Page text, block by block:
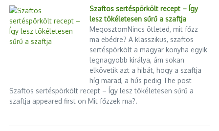
Szaftos sertéspörkölt recept – Így
lesz tökéletesen sűrű a szaftja
MegosztomNincs ötleted, mit főzz
ma ebédre? A klasszikus, szaftos
sertéspörkölt a magyar konyha egyik
legnagyobb királya, ám sokan
elkövetik azt a hibát, hogy a szaftja
híg marad, a hús pedig The post
Szaftos sertéspörkölt recept – Így lesz tökéletesen sűrű a
szaftja appeared first on Mit főzzek ma?.